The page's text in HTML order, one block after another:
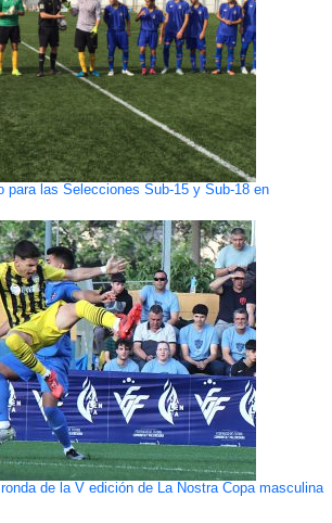
para las Selecciones Sub-15 y Sub-18 en
de la V edición de La Nostra Copa masculina